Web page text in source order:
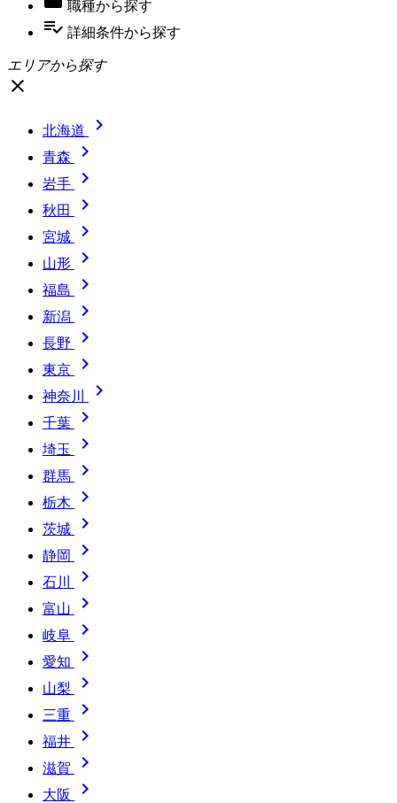
職種から探す
playlist_add_check 詳細条件から探す
エリアから探す
close
北海道 
青森 
岩手 
秋田 
宮城 
山形 
福島 
新潟 
長野 
東京 
神奈川 
千葉 
埼玉 
群馬 
栃木 
茨城 
静岡 
石川 
富山 
岐阜 
愛知 
山梨 
三重 
福井 
滋賀 
大阪 